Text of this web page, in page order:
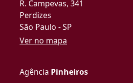
R. Campevas, 341
Perdizes
São Paulo - SP
Ver no mapa
Agência Pinheiros